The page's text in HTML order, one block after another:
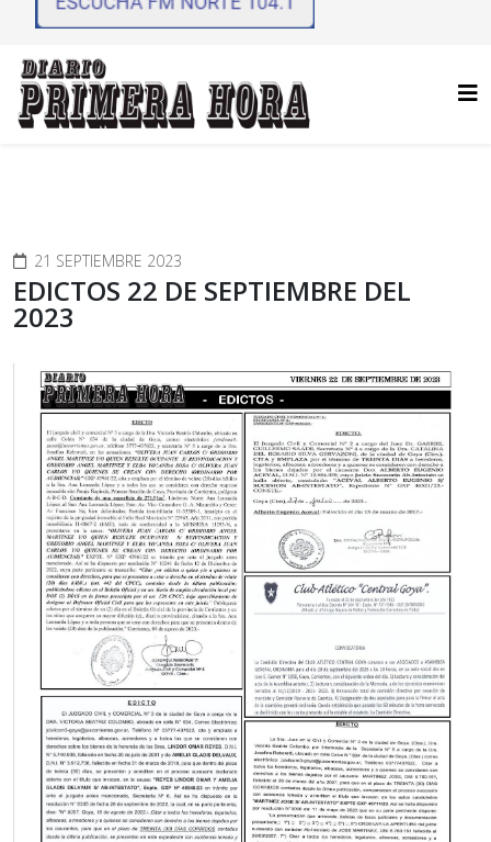
21 SEPTIEMBRE 2023
EDICTOS 22 DE SEPTIEMBRE DEL
2023